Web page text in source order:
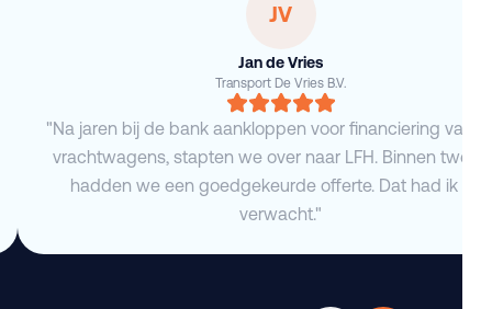
JV
Jan de Vries
Transport De Vries B.V.
"Na jaren bij de bank aankloppen voor financiering van
vrachtwagens, stapten we over naar LFH. Binnen twee
hadden we een goedgekeurde offerte. Dat had ik niet
verwacht."